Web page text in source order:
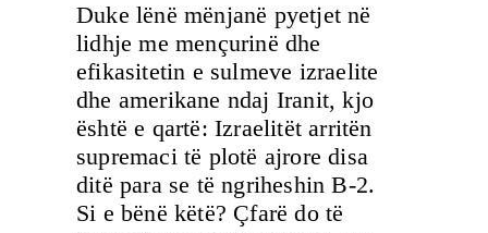
Duke lënë mënjanë pyetjet në
lidhje me mençurinë dhe
efikasitetin e sulmeve izraelite
dhe amerikane ndaj Iranit, kjo
është e qartë: Izraelitët arritën
supremaci të plotë ajrore disa
ditë para se të ngriheshin B-2.
Si e bënë këtë? Çfarë do të